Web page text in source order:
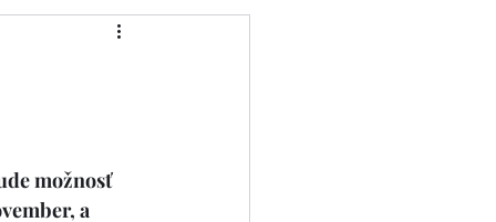
Rok sv. Jozefa
možnosť
a